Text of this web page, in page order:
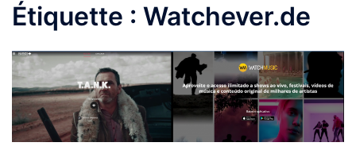
Étiquette : Watchever.de